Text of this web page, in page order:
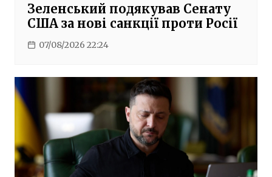
Зеленський подякував Сенату
США за нові санкції проти Росії
07/08/2026 22:24